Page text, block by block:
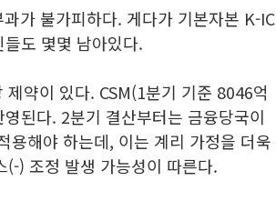
가 불가피하다. 게다가 기본자본 K-IC
도 몇몇 남아있다.
약이 있다. CSM(1분기 기준 8046억
된다. 2분기 결산부터는 금융당국이
용해야 하는데, 이는 계리 가정을 더욱
(-) 조정 발생 가능성이 따른다.